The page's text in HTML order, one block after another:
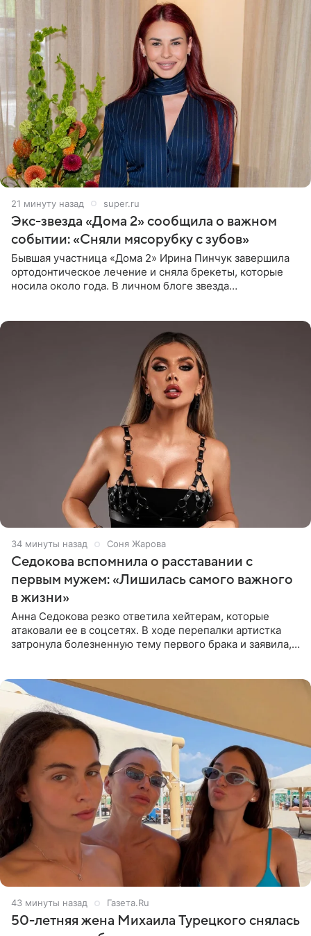
21 минуту назад super.ru
Экс-звезда «Дома 2» сообщила о важном
событии: «Сняли мясорубку с зубов»
Бывшая участница «Дома 2» Ирина Пинчук завершила
ортодонтическое лечение и сняла брекеты, которые
носила около года. В личном блоге звезда
34 минуты назад Соня Жарова
Седокова вспомнила о расставании с
первым мужем: «Лишилась самого важного
в жизни»
Анна Седокова резко ответила хейтерам, которые
атаковали ее в соцсетях. В ходе перепалки артистка
затронула болезненную тему первого брака и заявила,
43 минуты назад Газета.Ru
50-летняя жена Михаила Турецкого снялась